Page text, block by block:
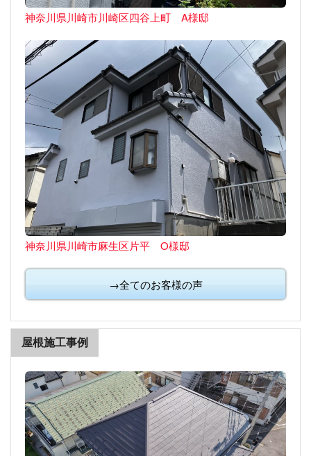
神奈川県川崎市川崎区四谷上町 A様邸
神奈川県川崎市麻生区片平 O様邸
→全てのお客様の声
屋根施工事例